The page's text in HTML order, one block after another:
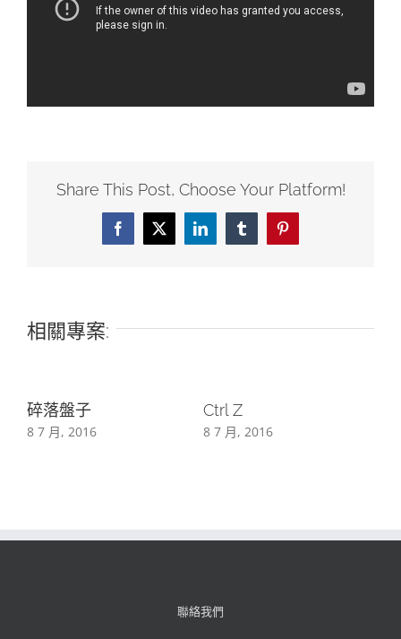
Share This Post, Choose Your Platform!
Facebook
X LinkedInTumblrPinterest
相關專案:
碎落盤子
8 7 月, 2016
Ctrl Z
8 7 月, 2016
聯絡我們